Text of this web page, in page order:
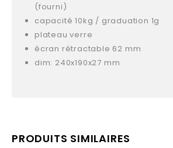
(fourni)
capacité 10kg / graduation 1g
plateau verre
écran rétractable 62 mm
dim: 240x190x27 mm
PRODUITS SIMILAIRES